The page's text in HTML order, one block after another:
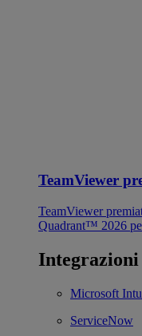
TeamViewer
TeamViewer
Quadrant™ 2026
Integrazioni
Microsoft
ServiceNow